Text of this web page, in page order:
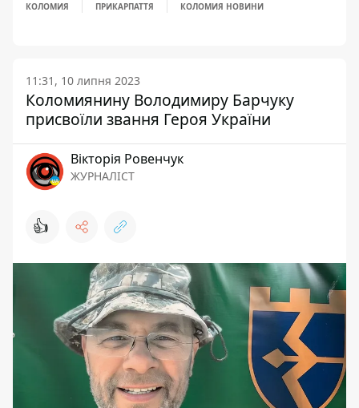
КОЛОМИЯ ПРИКАРПАТТЯ КОЛОМИЯ НОВИНИ
11:31, 10 липня 2023
Коломиянину Володимиру Барчуку
присвоїли звання Героя України
Вікторія Ровенчук
ЖУРНАЛІСТ
👍